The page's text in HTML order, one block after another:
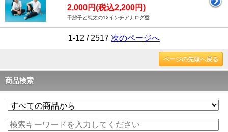
2,000円(税込2,200円)
千紗子と純太の12インチアナログ盤
1-12 / 2517 次のページへ
ページの先頭へ戻る
商品検索